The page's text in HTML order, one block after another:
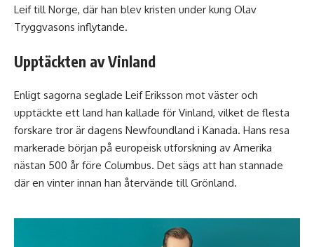
Leif till Norge, där han blev kristen under kung Olav
Tryggvasons inflytande.
Upptäckten av Vinland
Enligt sagorna seglade Leif Eriksson mot väster och
upptäckte ett land han kallade för Vinland, vilket de flesta
forskare tror är dagens Newfoundland i Kanada. Hans resa
markerade början på europeisk utforskning av Amerika
nästan 500 år före Columbus. Det sägs att han stannade
där en vinter innan han återvände till Grönland.